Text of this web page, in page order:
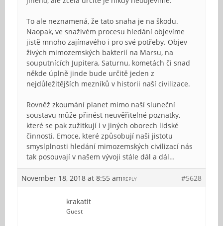
To ale neznamená, že tato snaha je na škodu.
Naopak, ve snaživém procesu hledání objevíme
jistě mnoho zajímavého i pro své potřeby. Objev
živých mimozemských bakterií na Marsu, na
souputnících Jupitera, Saturnu, kometách či snad
někde úplně jinde bude určitě jeden z
nejdůležitějších mezníků v historii naší civilizace.
Rovněž zkoumání planet mimo naší sluneční
soustavu může přinést neuvěřitelné poznatky,
které se pak zužitkují i v jiných oborech lidské
činnosti. Emoce, které způsobují naši jistotu
smyslplnosti hledání mimozemských civilizací nás
tak posouvají v našem vývoji stále dál a dál…
November 18, 2018 at 8:55 am #5628
REPLY
krakatit
Guest